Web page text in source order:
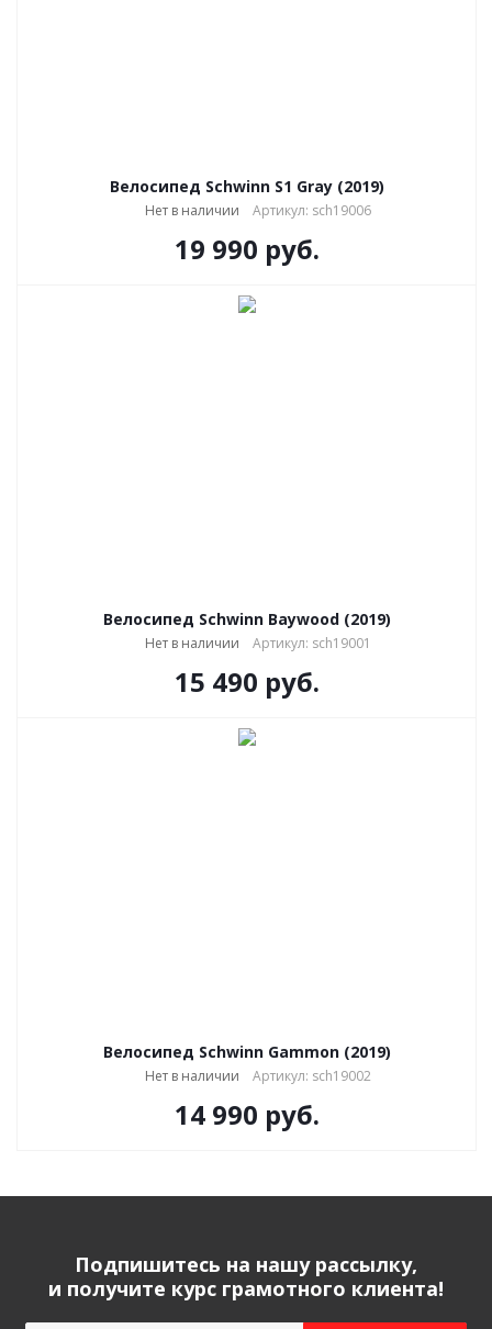
Велосипед Schwinn S1 Gray (2019)
Нет в наличии Артикул: sch19006
19 990 руб.
Велосипед Schwinn Baywood (2019)
Нет в наличии Артикул: sch19001
15 490 руб.
Велосипед Schwinn Gammon (2019)
Нет в наличии Артикул: sch19002
14 990 руб.
Подпишитесь на нашу рассылку,
и получите курс грамотного клиента!